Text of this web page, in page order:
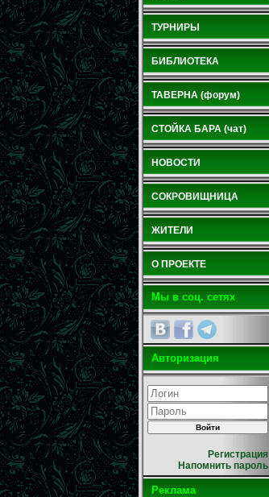
ТУРНИРЫ
БИБЛИОТЕКА
ТАВЕРНА (форум)
СТОЙКА БАРА (чат)
НОВОСТИ
СОКРОВИЩНИЦА
ЖИТЕЛИ
О ПРОЕКТЕ
Мы в соц. сетях
Авторизация
Регистрация
Напомнить пароль
Реклама